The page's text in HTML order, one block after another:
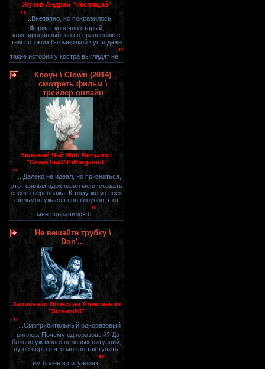
Жуков Андрей "Неспящий"
" ...Внезапно, но понравилось.
Формат конечно старый,
клишированный, но по сравнению с
тем потоком б-гомерзкой чуши даже
такие истории у костра выглядят не"
Клоун \ Clown (2014)
смотреть фильм \
трейлер онлайн
Зелёный Чай With Bergamot
"GreenTeaWithBergamot"
" ...Далеко не идеал, но признаться,
этот фильм вдохновил меня создать
своего персонажа. К тому же из всех
фильмов ужасов про клоунов этот
мне понравился б"
Не вешайте трубку \
Don'...
Халипенко Вячеслав Алексеевич
"Scream93"
" ...Смотрибительный одноразовый
триллер. Почему одноразовый? Да
больно уж много нелепых ситуаций,
ну не верю я что можно так тупить,
тем более в ситуациях"